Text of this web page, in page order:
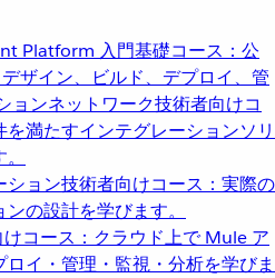
Platform 入門基礎コース：公
ザイン、ビルド、デプロイ、管
ョンネットワーク技術者向けコ
満たすインテグレーションソリ
ション技術者向けコース：実際の
の設計を学びます。
コース：クラウド上で Mule ア
イ・管理・監視・分析を学びま